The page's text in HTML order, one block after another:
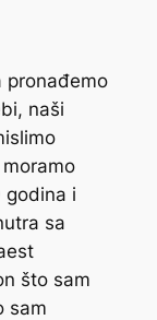
pronađemo
naši
godina i
sa
što sam
sam